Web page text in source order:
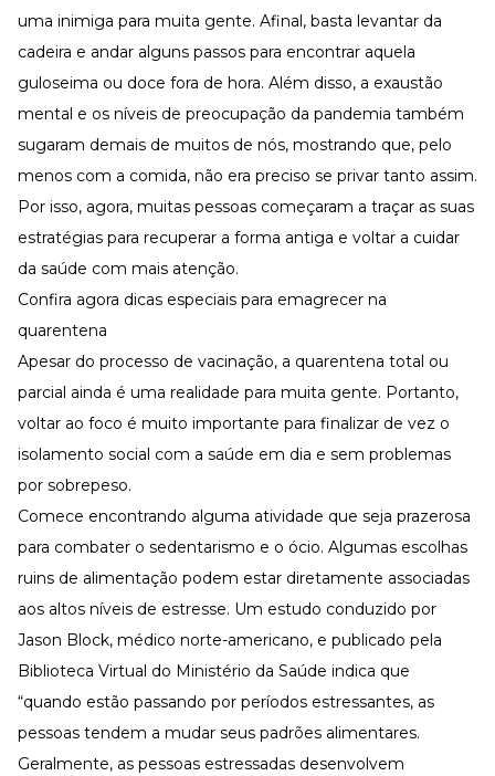
E-book
Aprofunde seu conhecimento
Para agilizar o seu trabalho
Infográfico
Conteúdo prático e rápido
Kits
Materiais centralizados
Lives
Newsletters
uma inimiga para muita gente. Afinal, basta levantar da
cadeira e andar alguns passos para encontrar aquela
guloseima ou doce fora de hora. Além disso, a exaustão
mental e os níveis de preocupação da pandemia também
sugaram demais de muitos de nós, mostrando que, pelo
menos com a comida, não era preciso se privar tanto assim.
Por isso, agora, muitas pessoas começaram a traçar as suas
estratégias para recuperar a forma antiga e voltar a cuidar
da saúde com mais atenção.
Confira agora dicas especiais para emagrecer na
quarentena
Apesar do processo de vacinação, a quarentena total ou
parcial ainda é uma realidade para muita gente. Portanto,
voltar ao foco é muito importante para finalizar de vez o
isolamento social com a saúde em dia e sem problemas
por sobrepeso.
Comece encontrando alguma atividade que seja prazerosa
para combater o sedentarismo e o ócio. Algumas escolhas
ruins de alimentação podem estar diretamente associadas
aos altos níveis de estresse. Um estudo conduzido por
Jason Block, médico norte-americano, e publicado pela
Biblioteca Virtual do Ministério da Saúde indica que
“quando estão passando por períodos estressantes, as
pessoas tendem a mudar seus padrões alimentares.
Geralmente, as pessoas estressadas desenvolvem